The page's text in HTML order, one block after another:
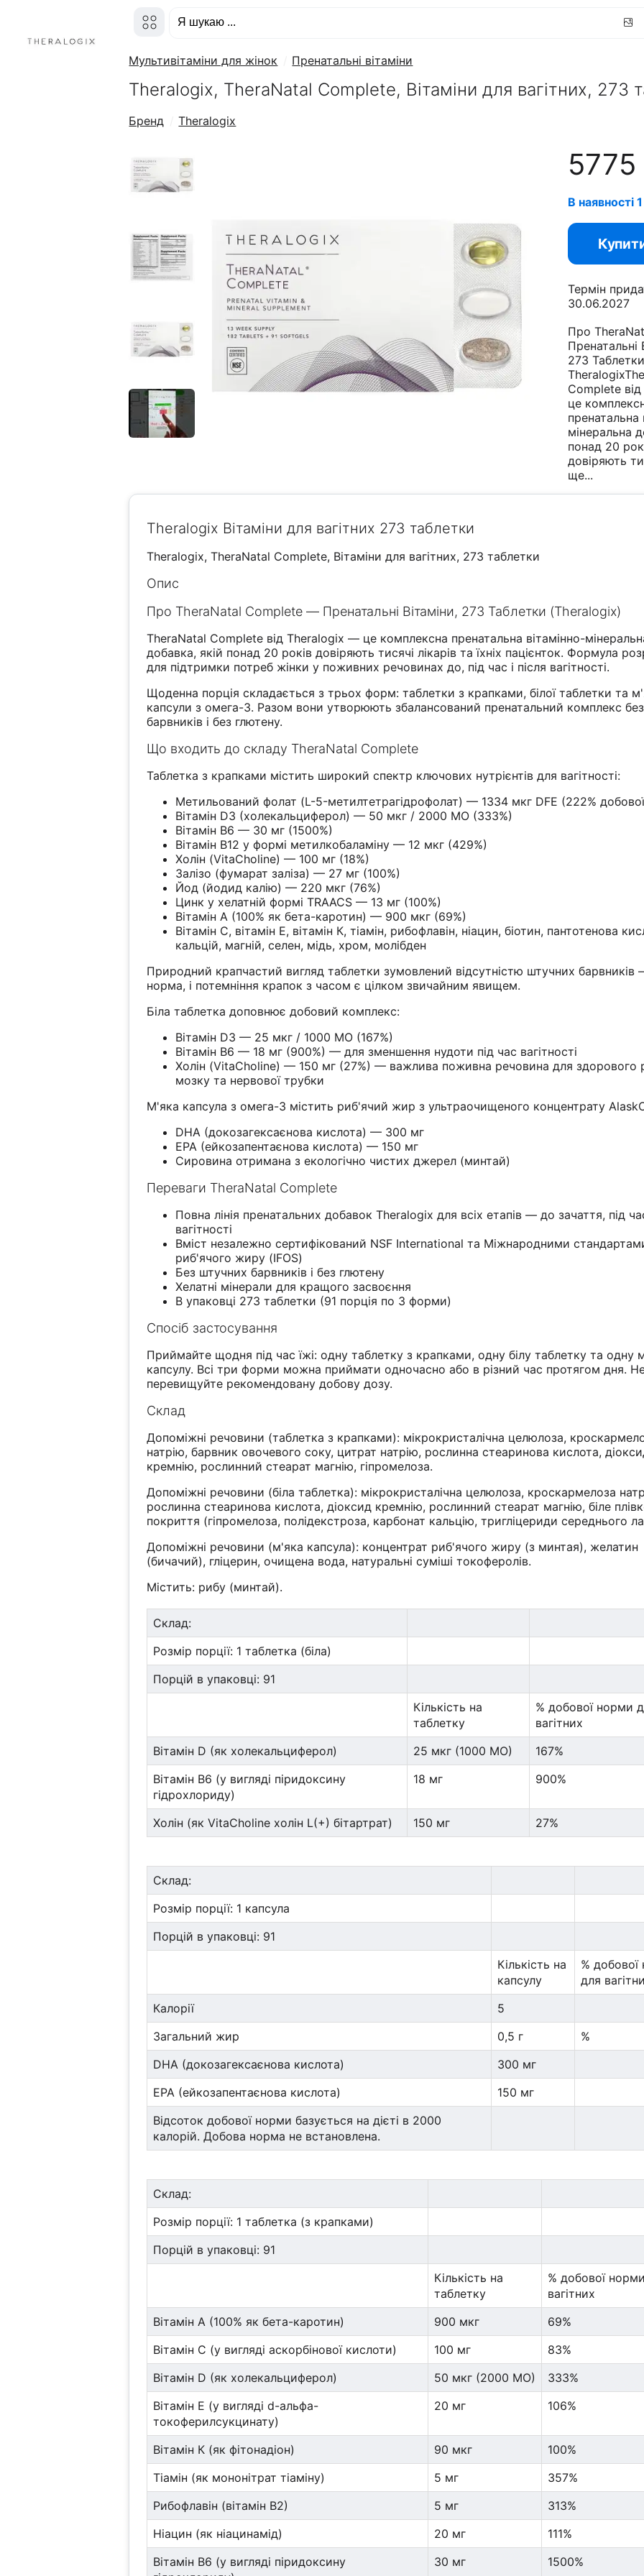
Мультивітаміни для жінок Пренатальні вітаміни
Theralogix, TheraNatal Complete, Вітаміни для вагітних, 273
Бренд Theralogix
5775
В наявності
Термін
30.06.2027
Про
Пренатальні
273 Таблетки
Complete
це
пренатальна
мінеральна
понад 20
довіряють
ще...
Theralogix Вітаміни для вагітних 273 таблетки
Theralogix, TheraNatal Complete, Вітаміни для вагітних, 273 таблетки
Опис
Про TheraNatal Complete — Пренатальні Вітаміни, 273 Таблетки (Theralogix)
TheraNatal Complete від Theralogix — це комплексна пренатальна вітамінно-
добавка, якій понад 20 років довіряють тисячі лікарів та їхніх пацієнток. Формула
для підтримки потреб жінки у поживних речовинах до, під час і після вагітності.
Щоденна порція складається з трьох форм: таблетки з крапками, білої таблетки та
капсули з омега-3. Разом вони утворюють збалансований пренатальний комплекс
барвників і без глютену.
Що входить до складу TheraNatal Complete
Таблетка з крапками містить широкий спектр ключових нутрієнтів для вагітності:
Метильований фолат (L-5-метилтетрагідрофолат) — 1334 мкг DFE (222%
Вітамін D3 (холекальциферол) — 50 мкг / 2000 МО (333%)
Вітамін B6 — 30 мг (1500%)
Вітамін B12 у формі метилкобаламіну — 12 мкг (429%)
Холін (VitaCholine) — 100 мг (18%)
Залізо (фумарат заліза) — 27 мг (100%)
Йод (йодид калію) — 220 мкг (76%)
Цинк у хелатній формі TRAACS — 13 мг (100%)
Вітамін А (100% як бета-каротин) — 900 мкг (69%)
Вітамін С, вітамін Е, вітамін К, тіамін, рибофлавін, ніацин, біотин, пантотенова
кальцій, магній, селен, мідь, хром, молібден
Природний крапчастий вигляд таблетки зумовлений відсутністю штучних барвників
норма, і потемніння крапок з часом є цілком звичайним явищем.
Біла таблетка доповнює добовий комплекс:
Вітамін D3 — 25 мкг / 1000 МО (167%)
Вітамін B6 — 18 мг (900%) — для зменшення нудоти під час вагітності
Холін (VitaCholine) — 150 мг (27%) — важлива поживна речовина для здорового
мозку та нервової трубки
М'яка капсула з омега-3 містить риб'ячий жир з ультраочищеного концентрату
DHA (докозагексаєнова кислота) — 300 мг
EPA (ейкозапентаєнова кислота) — 150 мг
Сировина отримана з екологічно чистих джерел (минтай)
Переваги TheraNatal Complete
Повна лінія пренатальних добавок Theralogix для всіх етапів — до зачаття, під
вагітності
Вміст незалежно сертифікований NSF International та Міжнародними
риб'ячого жиру (IFOS)
Без штучних барвників і без глютену
Хелатні мінерали для кращого засвоєння
В упаковці 273 таблетки (91 порція по 3 форми)
Спосіб застосування
Приймайте щодня під час їжі: одну таблетку з крапками, одну білу таблетку та одну
капсулу. Всі три форми можна приймати одночасно або в різний час протягом дня.
перевищуйте рекомендовану добову дозу.
Склад
Допоміжні речовини (таблетка з крапками): мікрокристалічна целюлоза,
натрію, барвник овочевого соку, цитрат натрію, рослинна стеаринова кислота,
кремнію, рослинний стеарат магнію, гіпромелоза.
Допоміжні речовини (біла таблетка): мікрокристалічна целюлоза, кроскармелоза
рослинна стеаринова кислота, діоксид кремнію, рослинний стеарат магнію, біле
покриття (гіпромелоза, полідекстроза, карбонат кальцію, тригліцериди середнього
Допоміжні речовини (м'яка капсула): концентрат риб'ячого жиру (з минтая), желатин
(бичачий), гліцерин, очищена вода, натуральні суміші токоферолів.
Містить: рибу (минтай).
Склад:
Розмір порції: 1 таблетка (біла)
Порцій в упаковці: 91
Кількість на
таблетку
% добової норми
вагітних
Вітамін D (як холекальциферол)
25 мкг (1000 МО)
167%
Вітамін В6 (у вигляді піридоксину
гідрохлориду)
18 мг 900%
Холін (як VitaCholine холін L(+) бітартрат) 150 мг 27%
Склад:
Розмір порції: 1 капсула
Порцій в упаковці: 91
Кількість на
капсулу
%
для
Калорії
5
Загальний жир
0,5 г
%
DHA (докозагексаєнова кислота)
300 мг
EPA (ейкозапентаєнова кислота)
150 мг
Відсоток добової норми базується на дієті в 2000
калорій. Добова норма не встановлена.
Склад:
Розмір порції: 1 таблетка (з крапками)
Порцій в упаковці: 91
Кількість на
таблетку
% добової
вагітних
Вітамін А (100% як бета-каротин)
900 мкг
69%
Вітамін С (у вигляді аскорбінової кислоти)
100 мг
83%
Вітамін D (як холекальциферол)
50 мкг (2000 МО)
333%
Вітамін Е (у вигляді d-альфа-
токоферилсукцинату)
20 мг 106%
Вітамін К (як фітонадіон) 90 мкг
100%
Тіамін (як мононітрат тіаміну)
5 мг
357%
Рибофлавін (вітамін В2)
5 мг
313%
Ніацин (як ніацинамід)
20 мг
111%
Вітамін В6 (у вигляді піридоксину
30 мг 1500%